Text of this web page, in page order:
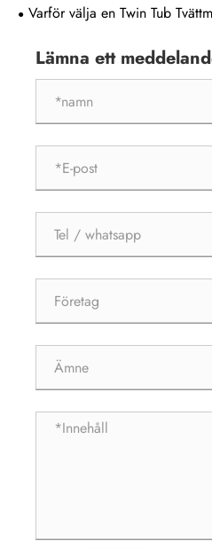
Varför välja en Twin Tub
Lämna ett